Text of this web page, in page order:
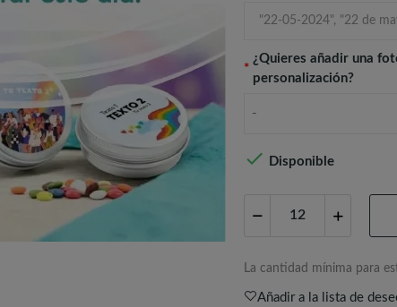
*
¿Quieres añadir una
personalización?
-
 Disponible
La cantidad mínima para
Añadir a la lista de